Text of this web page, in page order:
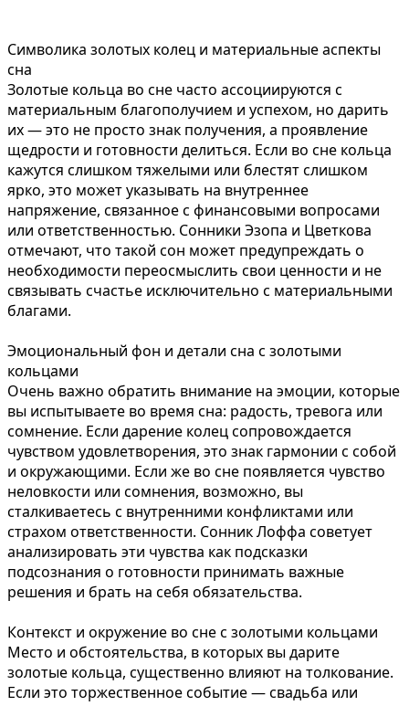
Символика золотых колец и материальные аспекты
сна
Золотые кольца во сне часто ассоциируются с
материальным благополучием и успехом, но дарить
их — это не просто знак получения, а проявление
щедрости и готовности делиться. Если во сне кольца
кажутся слишком тяжелыми или блестят слишком
ярко, это может указывать на внутреннее
напряжение, связанное с финансовыми вопросами
или ответственностью. Сонники Эзопа и Цветкова
отмечают, что такой сон может предупреждать о
необходимости переосмыслить свои ценности и не
связывать счастье исключительно с материальными
благами.
Эмоциональный фон и детали сна с золотыми
кольцами
Очень важно обратить внимание на эмоции, которые
вы испытываете во время сна: радость, тревога или
сомнение. Если дарение колец сопровождается
чувством удовлетворения, это знак гармонии с собой
и окружающими. Если же во сне появляется чувство
неловкости или сомнения, возможно, вы
сталкиваетесь с внутренними конфликтами или
страхом ответственности. Сонник Лоффа советует
анализировать эти чувства как подсказки
подсознания о готовности принимать важные
решения и брать на себя обязательства.
Контекст и окружение во сне с золотыми кольцами
Место и обстоятельства, в которых вы дарите
золотые кольца, существенно влияют на толкование.
Если это торжественное событие — свадьба или